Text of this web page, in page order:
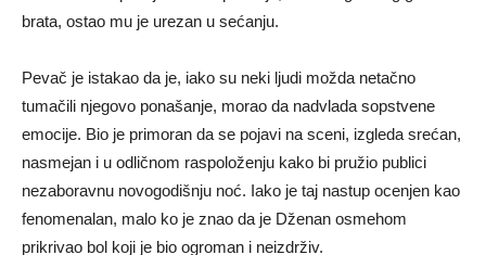
brata, ostao mu je urezan u sećanju.
Pevač je istakao da je, iako su neki ljudi možda netačno
tumačili njegovo ponašanje, morao da nadvlada sopstvene
emocije. Bio je primoran da se pojavi na sceni, izgleda srećan,
nasmejan i u odličnom raspoloženju kako bi pružio publici
nezaboravnu novogodišnju noć. Iako je taj nastup ocenjen kao
fenomenalan, malo ko je znao da je Dženan osmehom
prikrivao bol koji je bio ogroman i neizdrživ.